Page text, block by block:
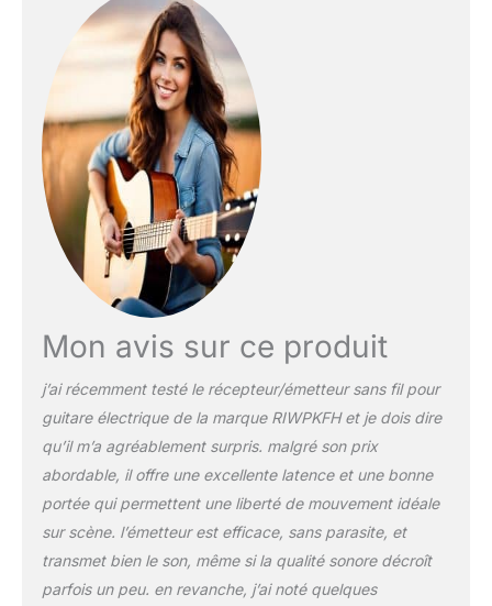
Mon avis sur ce produit
j’ai récemment testé le récepteur/émetteur sans fil pour
guitare électrique de la marque RIWPKFH et je dois dire
qu’il m’a agréablement surpris. malgré son prix
abordable, il offre une excellente latence et une bonne
portée qui permettent une liberté de mouvement idéale
sur scène. l’émetteur est efficace, sans parasite, et
transmet bien le son, même si la qualité sonore décroît
parfois un peu. en revanche, j’ai noté quelques